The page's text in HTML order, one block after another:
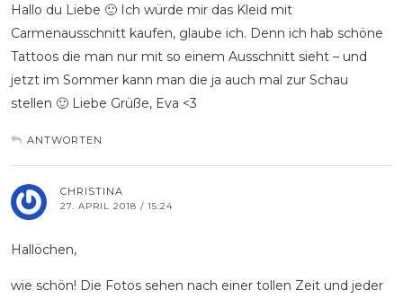
Hallo du Liebe 🙂 Ich würde mir das Kleid mit
Carmenausschnitt kaufen, glaube ich. Denn ich hab schöne
Tattoos die man nur mit so einem Ausschnitt sieht – und
jetzt im Sommer kann man die ja auch mal zur Schau
stellen 🙂 Liebe Grüße, Eva <3
ANTWORTEN
CHRISTINA
27. APRIL 2018 / 15:24
Hallöchen,
wie schön! Die Fotos sehen nach einer tollen Zeit und jeder